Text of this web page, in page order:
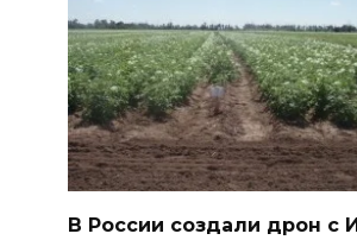
В России создали дрон с